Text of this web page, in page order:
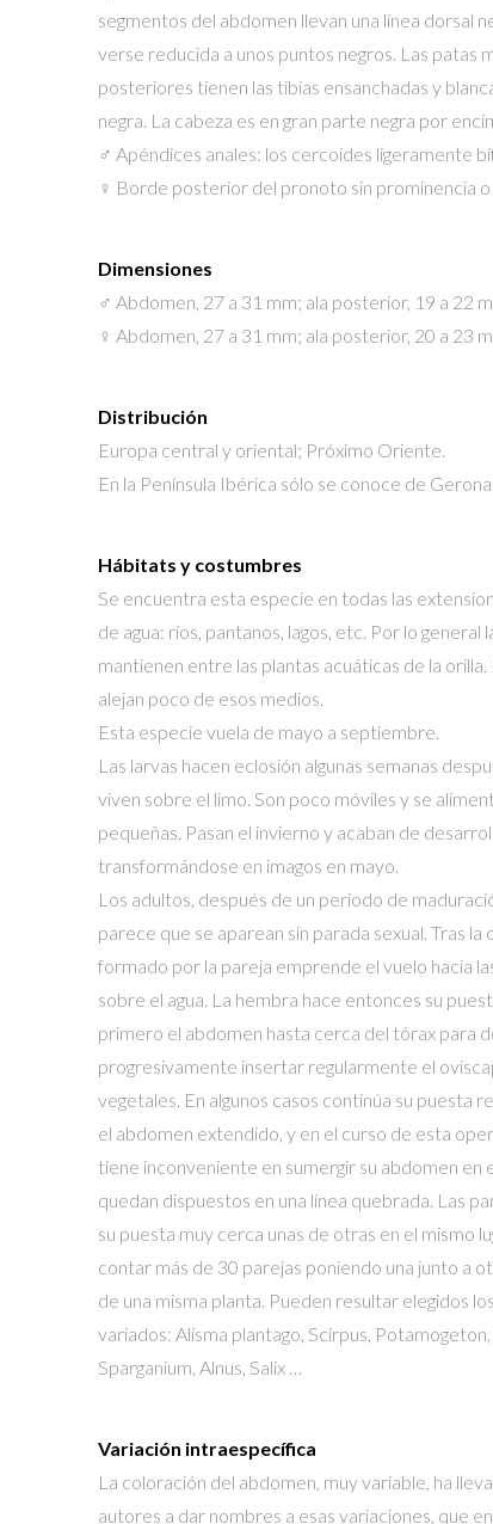
segmentos del abdomen llevan una línea dorsal
verse reducida a unos puntos negros. Las patas
posteriores tienen las tibias ensanchadas y
negra. La cabeza es en gran parte negra por
♂ Apéndices anales: los cercoides ligeramente
♀ Borde posterior del pronoto sin prominencia
Dimensiones
♂ Abdomen, 27 a 31 mm; ala posterior, 19 a 22
♀ Abdomen, 27 a 31 mm; ala posterior, 20 a 23
Distribución
Europa central y oriental; Próximo Oriente.
En la Península Ibérica sólo se conoce de Gerona.
Hábitats y costumbres
Se encuentra esta especie en todas las
de agua: ríos, pantanos, lagos, etc. Por lo general
mantienen entre las plantas acuáticas de la orilla.
alejan poco de esos medios.
Esta especie vuela de mayo a septiembre.
Las larvas hacen eclosión algunas semanas
viven sobre el limo. Son poco móviles y se
pequeñas. Pasan el invierno y acaban de
transformándose en imagos en mayo.
Los adultos, después de un periodo de
parece que se aparean sin parada sexual. Tras la
formado por la pareja emprende el vuelo hacia
sobre el agua. La hembra hace entonces su
primero el abdomen hasta cerca del tórax para
progresivamente insertar regularmente el
vegetales. En algunos casos continúa su puesta
el abdomen extendido, y en el curso de esta
tiene inconveniente en sumergir su abdomen en
quedan dispuestos en una línea quebrada. Las
su puesta muy cerca unas de otras en el mismo
contar más de 30 parejas poniendo una junto a
de una misma planta. Pueden resultar elegidos
variados: Alisma plantago, Scirpus,
Sparganium, Alnus, Salix …
Variación intraespecífica
La coloración del abdomen, muy variable, ha
autores a dar nombres a esas variaciones, que